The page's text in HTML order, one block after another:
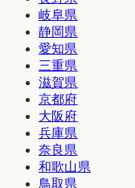
岐阜県
静岡県
愛知県
三重県
滋賀県
京都府
大阪府
兵庫県
奈良県
和歌山県
鳥取県